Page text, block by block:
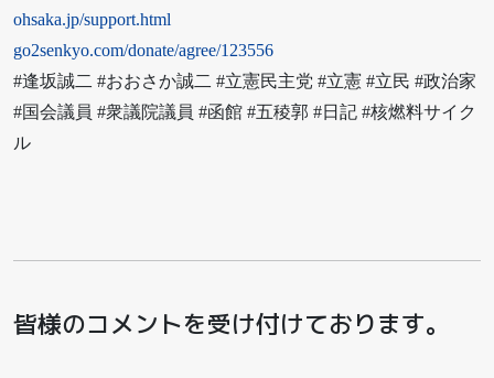
ohsaka.jp/support.html
go2senkyo.com/donate/agree/123556
#逢坂誠二 #おおさか誠二 #立憲民主党 #立憲 #立民 #政治家
#国会議員 #衆議院議員 #函館 #五稜郭 #日記 #核燃料サイク
ル
皆様のコメントを受け付けております。